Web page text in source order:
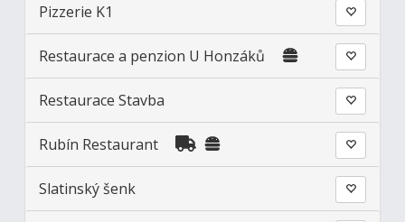
Pizzerie K1
Restaurace a penzion U Honzáků
Restaurace Stavba
Rubín Restaurant
Slatinský šenk